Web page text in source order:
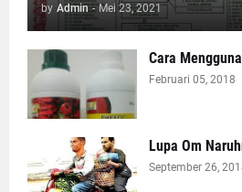
by Admin - Mei 23, 2021
Cara
Februari 05, 2018
Lupa Om
September 26,